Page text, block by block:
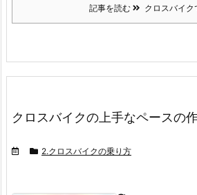
記事を読む クロスバイク
クロスバイクの上手なペースの
2.クロスバイクの乗り方